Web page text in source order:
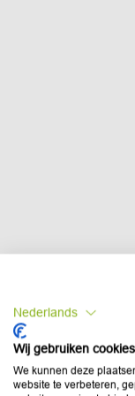
Nederlands
Wij gebruiken cookies
We kunnen deze
website te verbeteren,